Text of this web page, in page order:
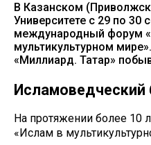
В Казанском
Университете с 29 по 30
международный форум
мультикультурном
«Миллиард. Татар»
Исламоведческий
На протяжении более
«Ислам в